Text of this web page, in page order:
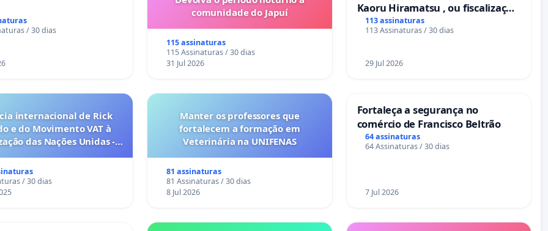
/ 30 dias
comunidade do Japuí
115 assinaturas
115 Assinaturas / 30 dias
31 Jul 2026
Kaoru Hiramatsu , ou fiscalização
Eletrônica
113 assinaturas
113 Assinaturas / 30 dias
29 Jul 2026
internacional de Rick
e do Movimento VAT à
das Nações Unidas -
6x1 enquanto o lobby
compra a omissão do
/ 30 dias
Manter os professores que
fortalecem a formação em
Veterinária na UNIFENAS
81 assinaturas
81 Assinaturas / 30 dias
8 Jul 2026
Fortaleça a segurança no
comércio de Francisco Beltrão
64 assinaturas
64 Assinaturas / 30 dias
7 Jul 2026